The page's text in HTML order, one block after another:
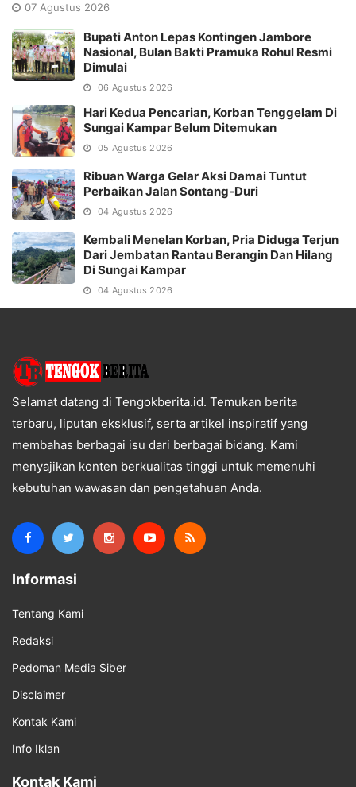
07 Agustus 2026
Bupati Anton Lepas Kontingen Jambore
Nasional, Bulan Bakti Pramuka Rohul Resmi
Dimulai
06 Agustus 2026
Hari Kedua Pencarian, Korban Tenggelam Di
Sungai Kampar Belum Ditemukan
05 Agustus 2026
Ribuan Warga Gelar Aksi Damai Tuntut
Perbaikan Jalan Sontang-Duri
04 Agustus 2026
Kembali Menelan Korban, Pria Diduga Terjun
Dari Jembatan Rantau Berangin Dan Hilang
Di Sungai Kampar
04 Agustus 2026
Selamat datang di Tengokberita.id. Temukan berita
terbaru, liputan eksklusif, serta artikel inspiratif yang
membahas berbagai isu dari berbagai bidang. Kami
menyajikan konten berkualitas tinggi untuk memenuhi
kebutuhan wawasan dan pengetahuan Anda.
Informasi
Tentang Kami
Redaksi
Pedoman Media Siber
Disclaimer
Kontak Kami
Info Iklan
Kontak Kami